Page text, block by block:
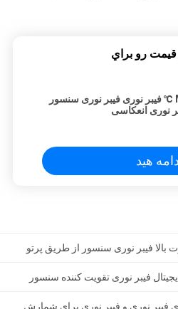
قيمت رو براي
M4 105 ℃ فیبر نوری فیبر نوری سنسور
هید
فیبر نوری و فیبر نوری برای شمارش